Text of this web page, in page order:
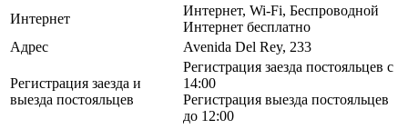
Интернет
Интернет, Wi-Fi, Беспроводной
Интернет бесплатно
Адрес
Avenida Del Rey, 233
Регистрация заезда и
выезда постояльцев
Регистрация заезда постояльцев с
14:00
Регистрация выезда постояльцев
до 12:00